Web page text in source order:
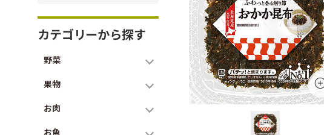
カテゴリーから探す
野菜
果物
お肉
お魚